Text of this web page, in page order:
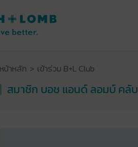
หน้าหลัก เข้าร่วม B+L Club
สมาชิก บอช แอนด์ ลอมบ์ คลับ